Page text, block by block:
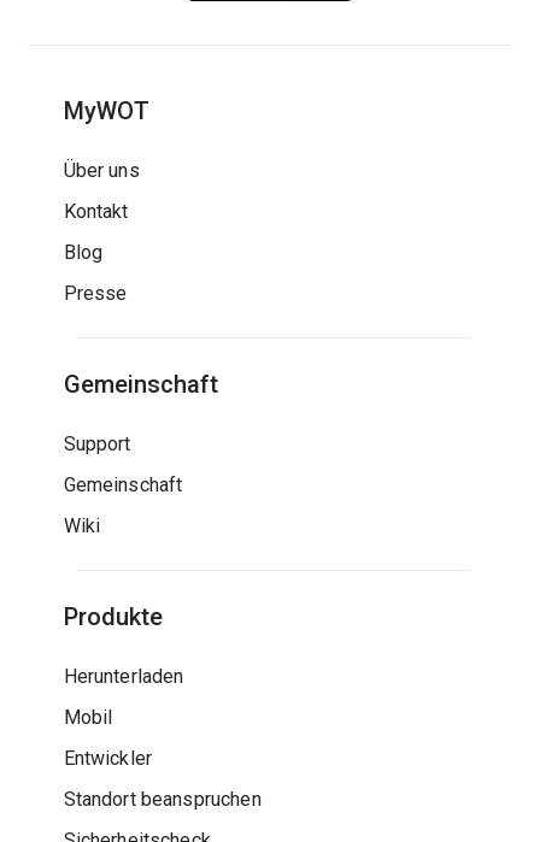
MyWOT
Über uns
Kontakt
Blog
Presse
Gemeinschaft
Support
Gemeinschaft
Wiki
Produkte
Herunterladen
Mobil
Entwickler
Standort beanspruchen